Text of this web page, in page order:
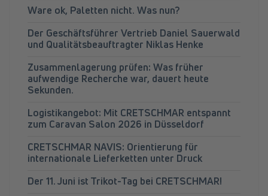
Ware ok, Paletten nicht. Was nun?
Der Geschäftsführer Vertrieb Daniel Sauerwald
und Qualitätsbeauftragter Niklas Henke
Zusammenlagerung prüfen: Was früher
aufwendige Recherche war, dauert heute
Sekunden.
Logistikangebot: Mit CRETSCHMAR entspannt
zum Caravan Salon 2026 in Düsseldorf
CRETSCHMAR NAVIS: Orientierung für
internationale Lieferketten unter Druck
Der 11. Juni ist Trikot-Tag bei CRETSCHMAR!